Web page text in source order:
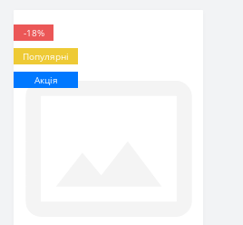
-18%
Популярні
Акція